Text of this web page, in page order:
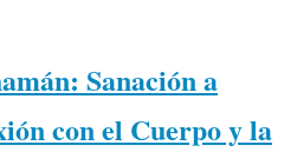
Sanación a
con el Cuerpo y la